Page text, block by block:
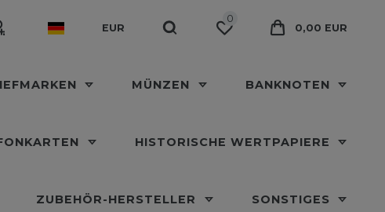
EUR
0
0,00 EUR
MÜNZEN BANKNOTEN
HISTORISCHE WERTPAPIERE
ZUBEHÖR-HERSTELLER SONSTIGES